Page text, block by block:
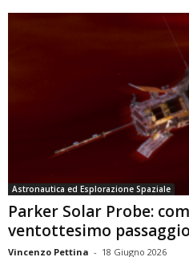
Astronautica ed Esplorazione Spaziale
Parker Solar Probe:
ventottesimo
Vincenzo Pettina - 18 Giugno 2026